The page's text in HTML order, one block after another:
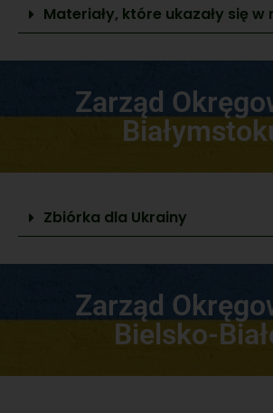
Materiały, które ukazały się w
Zarząd
Zbiórka dla Ukrainy
Zarząd
Bielsko-